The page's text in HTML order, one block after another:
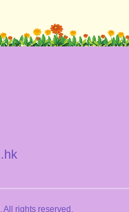
rights reserved.